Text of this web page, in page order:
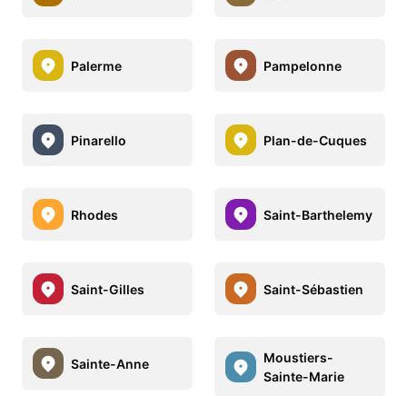
Palerme Pampelonne
Pinarello Plan-de-Cuques
Rhodes Saint-Barthelemy
Saint-Gilles Saint-Sébastien
Sainte-Anne
Moustiers-
Sainte-Marie